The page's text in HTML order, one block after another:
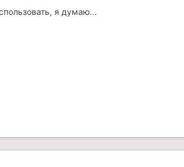
я думаю...